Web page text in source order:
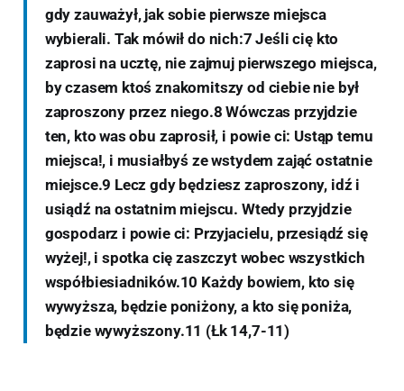
gdy zauważył, jak sobie pierwsze miejsca
wybierali. Tak mówił do nich:7 Jeśli cię kto
zaprosi na ucztę, nie zajmuj pierwszego miejsca,
by czasem ktoś znakomitszy od ciebie nie był
zaproszony przez niego.8 Wówczas przyjdzie
ten, kto was obu zaprosił, i powie ci: Ustąp temu
miejsca!, i musiałbyś ze wstydem zająć ostatnie
miejsce.9 Lecz gdy będziesz zaproszony, idź i
usiądź na ostatnim miejscu. Wtedy przyjdzie
gospodarz i powie ci: Przyjacielu, przesiądź się
wyżej!, i spotka cię zaszczyt wobec wszystkich
współbiesiadników.10 Każdy bowiem, kto się
wywyższa, będzie poniżony, a kto się poniża,
będzie wywyższony.11 (Łk 14,7-11)